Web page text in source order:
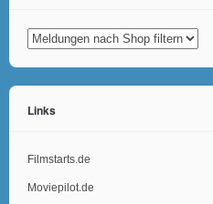
Links
Filmstarts.de
Moviepilot.de